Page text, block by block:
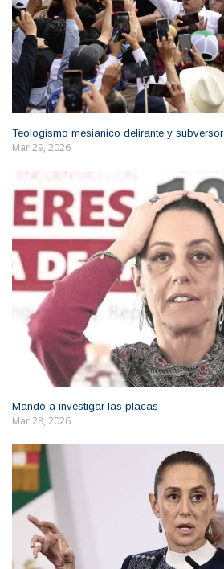
Teologismo mesianico delirante y subversor
Mar 29, 2026
Mandó a investigar las placas
Mar 28, 2026